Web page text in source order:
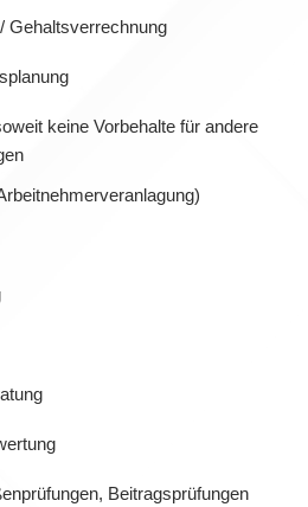
Gehaltsverrechnung
keine Vorbehalte für andere
Beitragsprüfungen